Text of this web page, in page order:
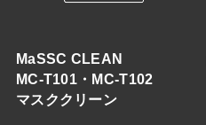
MaSSC CLEAN
MC-T101・MC-T102
マスククリーン